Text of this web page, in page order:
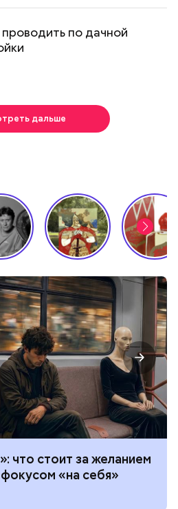
по дачной
дальше
что стоит за желанием
«на себя»